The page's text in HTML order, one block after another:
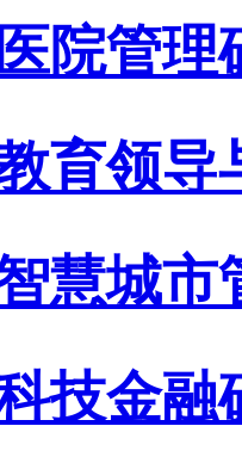
院管理
育领导
慧城市
技金融